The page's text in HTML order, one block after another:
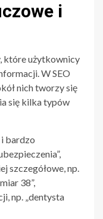
i
które użytkownicy
W SEO
nich tworzy się
się kilka typów
bardzo
szczegółowe, np.
38”,
np. „dentysta